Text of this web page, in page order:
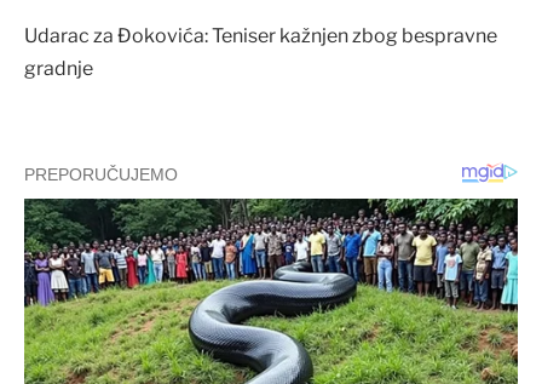
Udarac za Đokovića: Teniser kažnjen zbog bespravne
gradnje